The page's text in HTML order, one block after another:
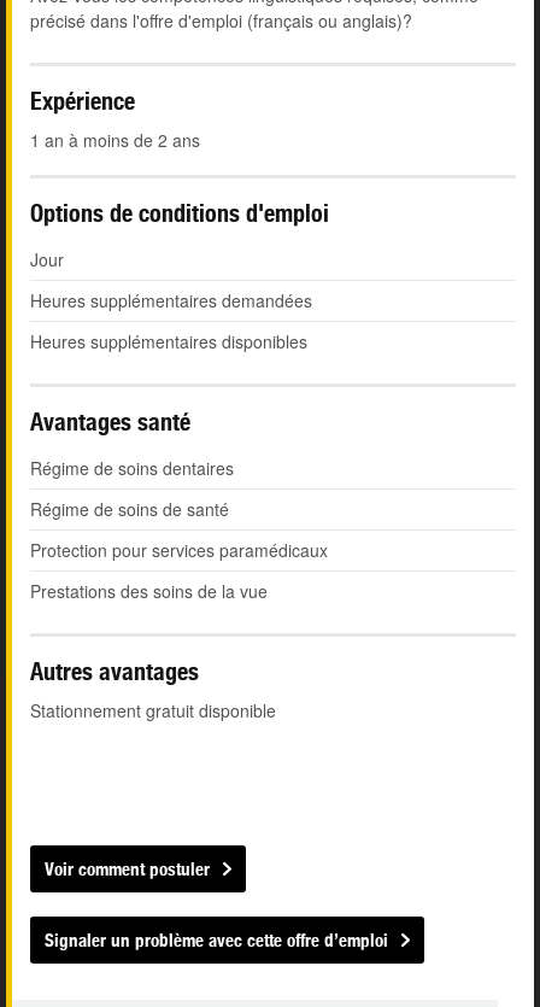
précisé dans l'offre d'emploi (français ou anglais)?
Expérience
1 an à moins de 2 ans
Options de conditions d'emploi
Jour
Heures supplémentaires demandées
Heures supplémentaires disponibles
Avantages santé
Régime de soins dentaires
Régime de soins de santé
Protection pour services paramédicaux
Prestations des soins de la vue
Autres avantages
Stationnement gratuit disponible
Voir comment postuler
Signaler un problème avec cette offre d’emploi